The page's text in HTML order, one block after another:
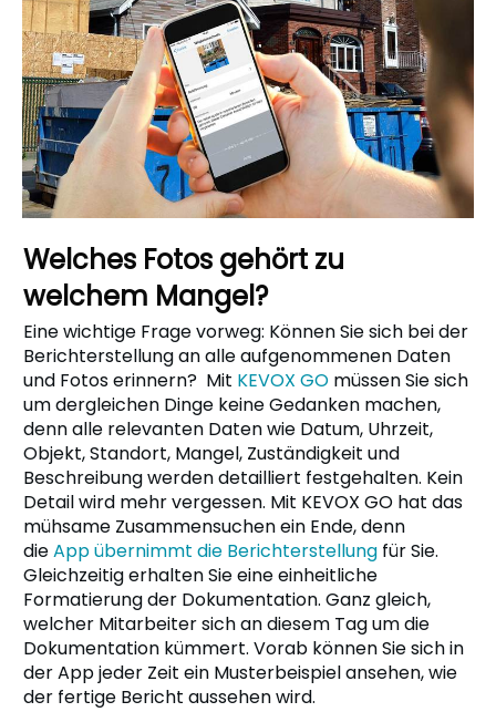
Welches Fotos gehört zu
welchem Mangel?
Eine wichtige Frage vorweg: Können Sie sich bei der
Berichterstellung an alle aufgenommenen Daten
und Fotos erinnern? Mit KEVOX GO müssen Sie sich
um dergleichen Dinge keine Gedanken machen,
denn alle relevanten Daten wie Datum, Uhrzeit,
Objekt, Standort, Mangel, Zuständigkeit und
Beschreibung werden detailliert festgehalten. Kein
Detail wird mehr vergessen. Mit KEVOX GO hat das
mühsame Zusammensuchen ein Ende, denn
dieApp übernimmt die Berichterstellung für Sie.
Gleichzeitig erhalten Sie eine einheitliche
Formatierung der Dokumentation. Ganz gleich,
welcher Mitarbeiter sich an diesem Tag um die
Dokumentation kümmert. Vorab können Sie sich in
der App jeder Zeit ein Musterbeispiel ansehen, wie
der fertige Bericht aussehen wird.